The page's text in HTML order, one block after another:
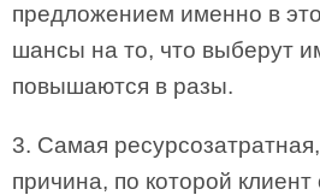
предложением именно в
шансы на то, что выберут
повышаются в разы.
3. Самая
причина, по которой клиент